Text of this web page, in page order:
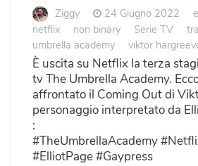
Ziggy 24 Giugno 2022
netflix
non binary Serie TV
umbrella academy
viktor
È uscita su Netflix la terza
tv The Umbrella Academy.
affrontato il Coming Out di
personaggio interpretato da
:
#TheUmbrellaAcademy
#ElliotPage #Gaypress